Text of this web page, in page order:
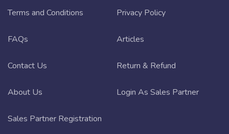
Terms and Conditions Privacy Policy
FAQs Articles
Contact Us Return & Refund
About Us Login As Sales Partner
Sales Partner Registration